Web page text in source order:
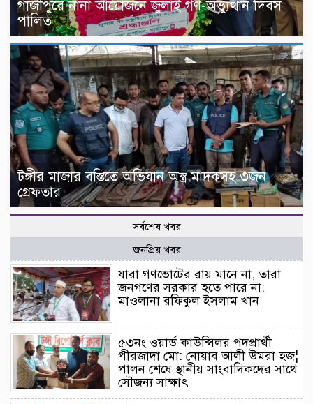
গাজীপুরে নানা আয়োজনে জুলাই গণ-অভ্যুত্থান দিবস
পালিত
টঙ্গীর মাজার বস্তিতে অভিযান অস্ত্র মাদকসহ ৩জন
গ্রেফতার
সর্বশেষ খবর
জনপ্রিয় খবর
যারা গণভোটের রায় মানে না, তারা
জনগণের সরকার হতে পারে না:
মাওলানা রফিকুল ইসলাম খান
৫৩নং ওয়ার্ড কাউন্সিলর পদপ্রার্থী
পীরজাদা মো: নোয়াব আলী উমরা হজ¦
পালন শেষে স্থানীয় সাংবাদিকদের সাথে
সৌজন্য সাক্ষাৎ